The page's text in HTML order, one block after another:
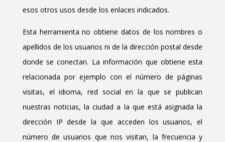
esos otros usos desde los enlaces indicados.
Esta herramienta no obtiene datos de los nombres o
apellidos de los usuarios ni de la dirección postal desde
donde se conectan. La información que obtiene esta
relacionada por ejemplo con el número de páginas
visitas, el idioma, red social en la que se publican
nuestras noticias, la ciudad a la que está asignada la
dirección IP desde la que acceden los usuarios, el
número de usuarios que nos visitan, la frecuencia y